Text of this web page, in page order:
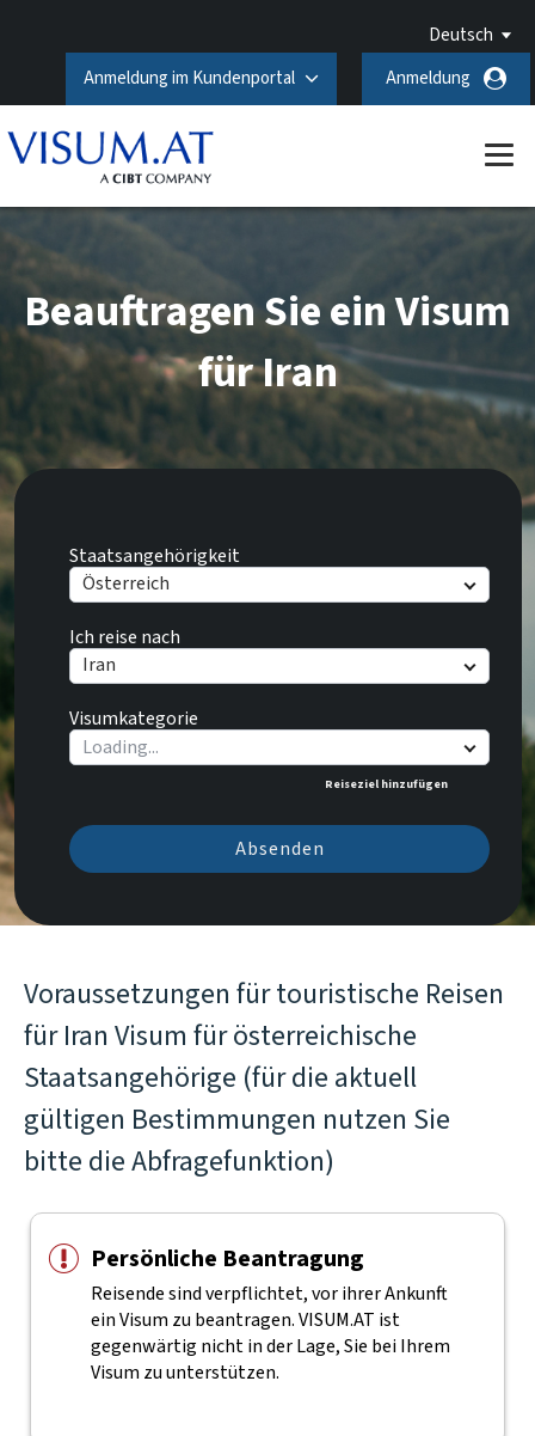
Deutsch
Anmeldung im Kundenportal
Anmeldung
Staatsangehörigkeit
Österreich
Ich reise nach
Iran
Visumkategorie
Reiseziel hinzufügen
Absenden
Beauftragen Sie ein Visum
für Iran
Voraussetzungen für touristische Reisen
für Iran Visum für österreichische
Staatsangehörige (für die aktuell
gültigen Bestimmungen nutzen Sie
bitte die Abfragefunktion)
Persönliche Beantragung
Reisende sind verpflichtet, vor ihrer Ankunft
ein Visum zu beantragen. VISUM.AT ist
gegenwärtig nicht in der Lage, Sie bei Ihrem
Visum zu unterstützen.